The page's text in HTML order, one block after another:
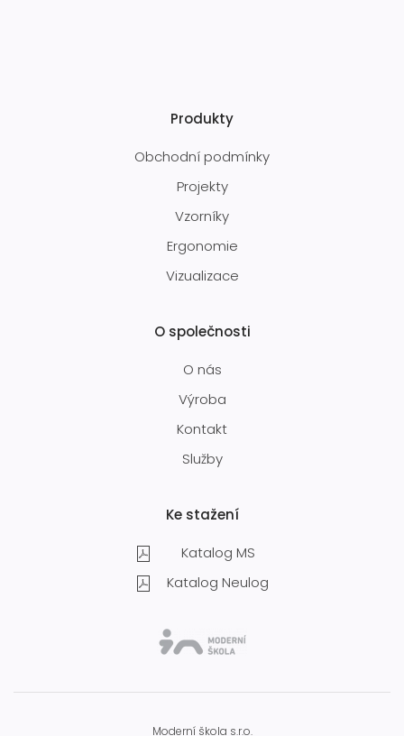
Produkty
Obchodní podmínky
Projekty
Vzorníky
Ergonomie
Vizualizace
O společnosti
O nás
Výroba
Kontakt
Služby
Ke stažení
Katalog MS
Katalog Neulog
Moderní škola s.r.o.